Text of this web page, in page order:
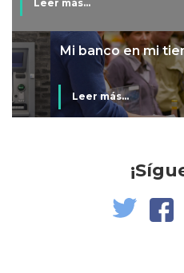
Leer más...
Mi banco en mi tienda
Leer más...